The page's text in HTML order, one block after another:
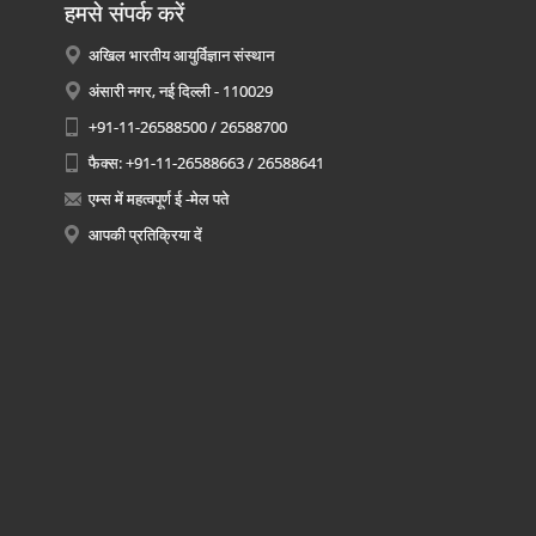
हमसे संपर्क करें
अखिल भारतीय आयुर्विज्ञान संस्थान
अंसारी नगर, नई दिल्ली - 110029
+91-11-26588500 / 26588700
फैक्स: +91-11-26588663 / 26588641
एम्स में महत्वपूर्ण ई -मेल पते
आपकी प्रतिक्रिया दें